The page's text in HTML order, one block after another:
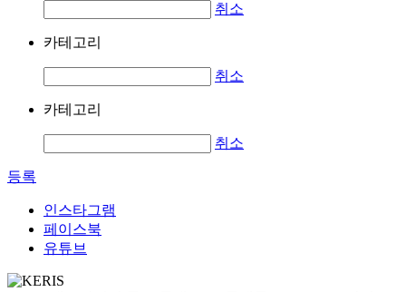
취소
카테고리
취소
카테고리
취소
등록
인스타그램
페이스북
유튜브